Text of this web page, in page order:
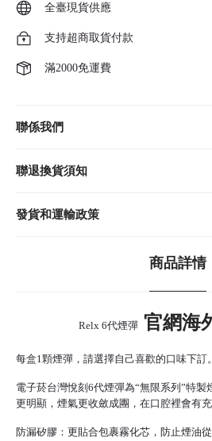
全臺現貨供應
支持超商取貨付款
滿2000免運費
聯係我們
聯退換貨須知
發貨和運輸政策
商品詳情
Relx 6代煙彈 官網海
每盒1顆煙彈，請選擇自己喜歡的口味下訂。
電子菸台灣悅刻6代煙彈為“無限系列”特製
更明顯，煙氣更收斂成團，在口腔裡會有充
防漏矽膠：更貼合包裹霧化芯，防止煙油